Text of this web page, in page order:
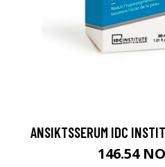
ANSIKTSSERUM IDC
146.54